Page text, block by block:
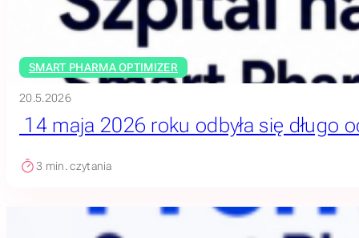
SMART PHARMA OPTIMIZER
20.5.2026
14 maja 2026 roku odbyła się długo
3 min. czytania